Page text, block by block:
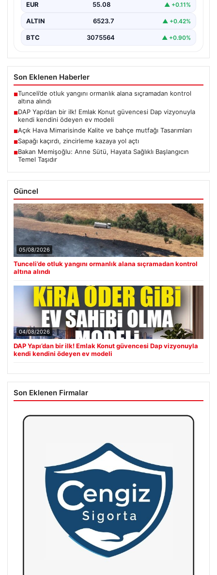
EUR 55.08 ▲ +0.11%
ALTIN 6523.7 ▲ +0.42%
BTC 3075564 ▲ +0.90%
Son Eklenen Haberler
■Tunceli’de otluk yangını ormanlık alana sıçramadan kontrol
altına alındı
■DAP Yapı’dan bir ilk! Emlak Konut güvencesi Dap vizyonuyla
kendi kendini ödeyen ev modeli
■Açık Hava Mimarisinde Kalite ve bahçe mutfağı Tasarımları
■Sapağı kaçırdı, zincirleme kazaya yol açtı
■Bakan Memişoğlu: Anne Sütü, Hayata Sağlıklı Başlangıcın
Temel Taşıdır
Güncel
05/08/2026
Tunceli’de otluk yangını ormanlık alana sıçramadan kontrol
altına alındı
04/08/2026
DAP Yapı’dan bir ilk! Emlak Konut güvencesi Dap vizyonuyla
kendi kendini ödeyen ev modeli
Son Eklenen Firmalar